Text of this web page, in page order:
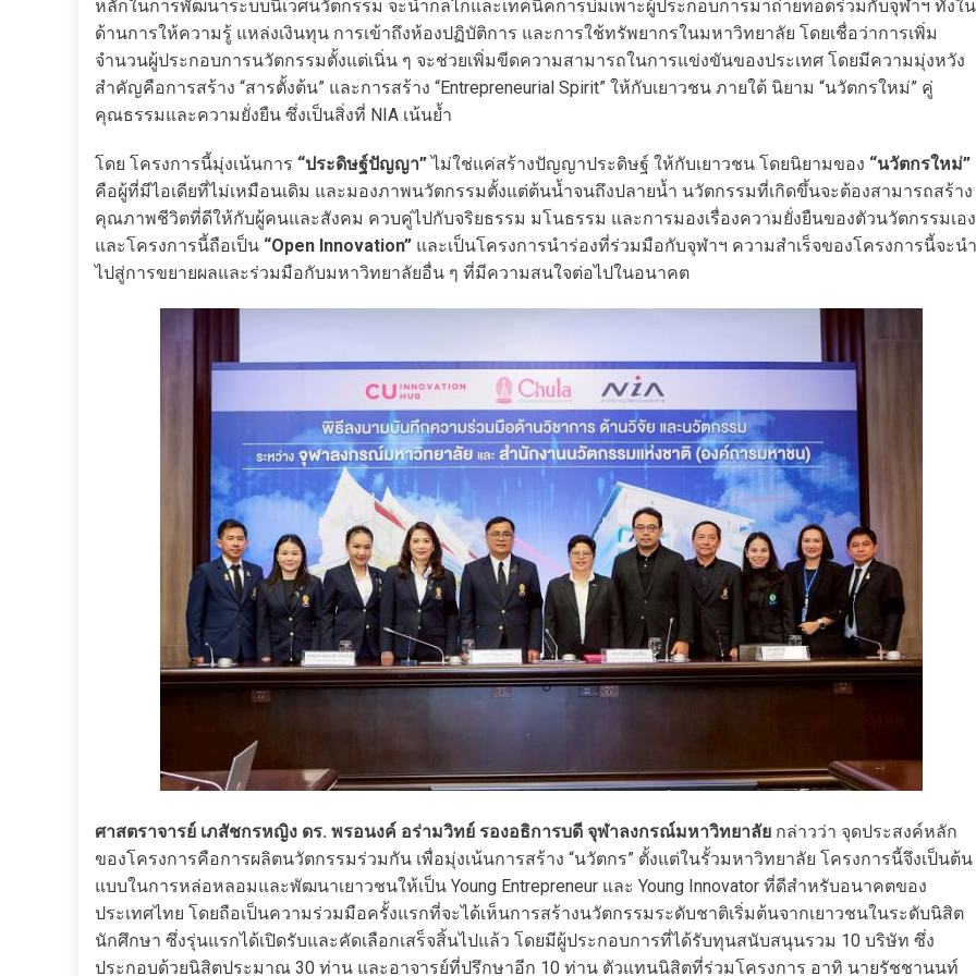
หลักในการพัฒนาระบบนิเวศนวัตกรรม จะนำกลไกและเทคนิคการบ่มเพาะผู้ประกอบการมาถ่ายทอดร่วมกับจุฬาฯ ทั้งใน
ด้านการให้ความรู้ แหล่งเงินทุน การเข้าถึงห้องปฏิบัติการ และการใช้ทรัพยากรในมหาวิทยาลัย โดยเชื่อว่าการเพิ่ม
จำนวนผู้ประกอบการนวัตกรรมตั้งแต่เนิ่น ๆ จะช่วยเพิ่มขีดความสามารถในการแข่งขันของประเทศ โดยมีความมุ่งหวัง
สำคัญคือการสร้าง “สารตั้งต้น” และการสร้าง “Entrepreneurial Spirit” ให้กับเยาวชน ภายใต้ นิยาม “นวัตกรใหม่” คู่
คุณธรรมและความยั่งยืน ซึ่งเป็นสิ่งที่ NIA เน้นย้ำ
โดย โครงการนี้มุ่งเน้นการ “ประดิษฐ์ปัญญา”ไม่ใช่แค่สร้างปัญญาประดิษฐ์ ให้กับเยาวชน โดยนิยามของ “นวัตกรใหม่”
คือผู้ที่มีไอเดียที่ไม่เหมือนเดิม และมองภาพนวัตกรรมตั้งแต่ต้นน้ำจนถึงปลายน้ำ นวัตกรรมที่เกิดขึ้นจะต้องสามารถสร้าง
คุณภาพชีวิตที่ดีให้กับผู้คนและสังคม ควบคู่ไปกับจริยธรรม มโนธรรม และการมองเรื่องความยั่งยืนของตัวนวัตกรรมเอง
และโครงการนี้ถือเป็น “Open Innovation” และเป็นโครงการนำร่องที่ร่วมมือกับจุฬาฯ ความสำเร็จของโครงการนี้จะนำ
ไปสู่การขยายผลและร่วมมือกับมหาวิทยาลัยอื่น ๆ ที่มีความสนใจต่อไปในอนาคต
ศาสตราจารย์ เภสัชกรหญิง ดร. พรอนงค์ อร่ามวิทย์ รองอธิการบดี จุฬาลงกรณ์มหาวิทยาลัย กล่าวว่า จุดประสงค์หลัก
ของโครงการคือการผลิตนวัตกรรมร่วมกัน เพื่อมุ่งเน้นการสร้าง “นวัตกร” ตั้งแต่ในรั้วมหาวิทยาลัย โครงการนี้จึงเป็นต้น
แบบในการหล่อหลอมและพัฒนาเยาวชนให้เป็น Young Entrepreneur และ Young Innovator ที่ดีสำหรับอนาคตของ
ประเทศไทย โดยถือเป็นความร่วมมือครั้งแรกที่จะได้เห็นการสร้างนวัตกรรมระดับชาติเริ่มต้นจากเยาวชนในระดับนิสิต
นักศึกษา ซึ่งรุ่นแรกได้เปิดรับและคัดเลือกเสร็จสิ้นไปแล้ว โดยมีผู้ประกอบการที่ได้รับทุนสนับสนุนรวม 10 บริษัท ซึ่ง
ประกอบด้วยนิสิตประมาณ 30 ท่าน และอาจารย์ที่ปรึกษาอีก 10 ท่าน ตัวแทนนิสิตที่ร่วมโครงการ อาทิ นายรัชชานนท์